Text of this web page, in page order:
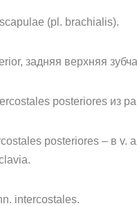
(pl. brachialis).
задняя верхняя
posteriores из
posteriores – в v.
intercostales.